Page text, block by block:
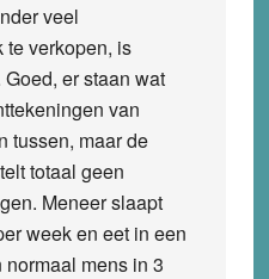
veel
te verkopen, is
er staan wat
van
tussen, maar de
totaal geen
Meneer slaapt
week en eet in een
normaal mens in 3